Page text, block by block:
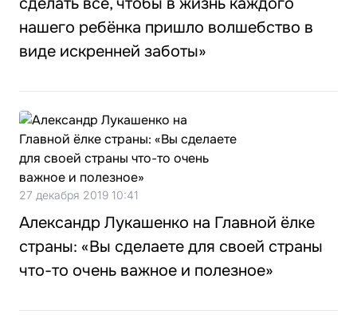
нашего ребёнка пришло волшебство в
виде искренней заботы»
27 декабря 2019 10:41
Александр Лукашенко на Главной ёлке
страны: «Вы сделаете для своей страны
что-то очень важное и полезное»